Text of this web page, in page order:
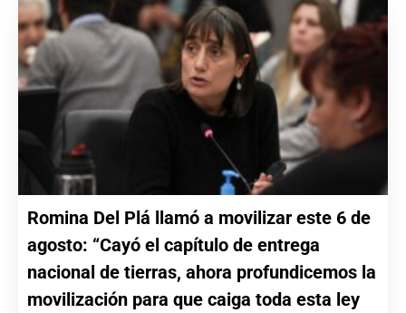
Romina Del Plá llamó a movilizar este 6 de
agosto: “Cayó el capítulo de entrega
nacional de tierras, ahora profundicemos la
movilización para que caiga toda esta ley